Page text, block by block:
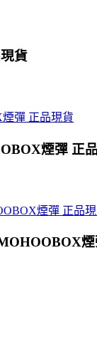
貨
煙彈 正